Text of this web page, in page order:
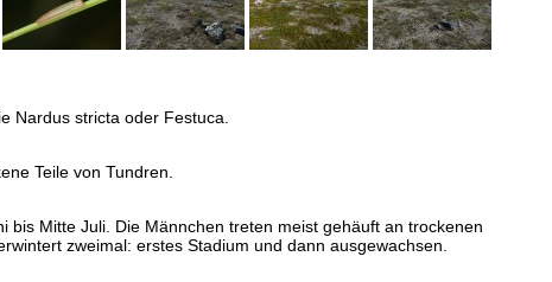
Nardus stricta oder Festuca.
Teile von Tundren.
bis Mitte Juli. Die Männchen treten meist gehäuft an trockenen
zweimal: erstes Stadium und dann ausgewachsen.